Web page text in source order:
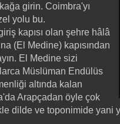
girin. Coimbra'yı
yolu bu.
kapısı olan şehre hâlâ
(El Medine) kapısından
El Medine sizi
Müslüman Endülüs
altında kalan
Arapçadan öyle çok
dilde ve toponimide yani